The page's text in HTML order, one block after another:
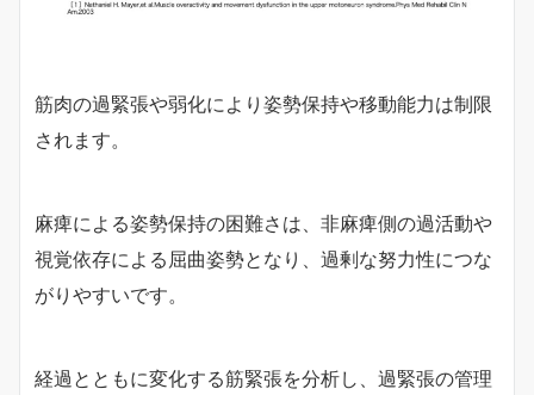
筋肉の過緊張や弱化により姿勢保持や移動能力は制限
されます。
麻痺による姿勢保持の困難さは、非麻痺側の過活動や
視覚依存による屈曲姿勢となり、過剰な努力性につな
がりやすいです。
経過とともに変化する筋緊張を分析し、過緊張の管理